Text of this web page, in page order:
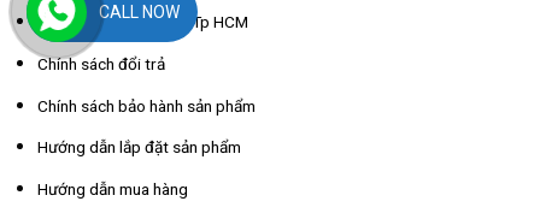
Chính sách giao hàng Tp HCM
Chính sách đổi trả
Chính sách bảo hành sản phẩm
Hướng dẫn lắp đặt sản phẩm
Hướng dẫn mua hàng
CALL NOW